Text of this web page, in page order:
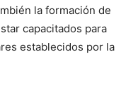
la formación de
capacitados para
establecidos por la